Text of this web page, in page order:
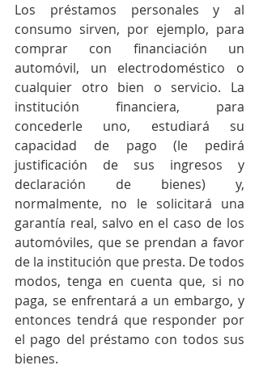
Los préstamos personales y al
consumo sirven, por ejemplo, para
comprar con financiación un
automóvil, un electrodoméstico o
cualquier otro bien o servicio. La
institución financiera, para
concederle uno, estudiará su
capacidad de pago (le pedirá
justificación de sus ingresos y
declaración de bienes) y,
normalmente, no le solicitará una
garantía real, salvo en el caso de los
automóviles, que se prendan a favor
de la institución que presta. De todos
modos, tenga en cuenta que, si no
paga, se enfrentará a un embargo, y
entonces tendrá que responder por
el pago del préstamo con todos sus
bienes.